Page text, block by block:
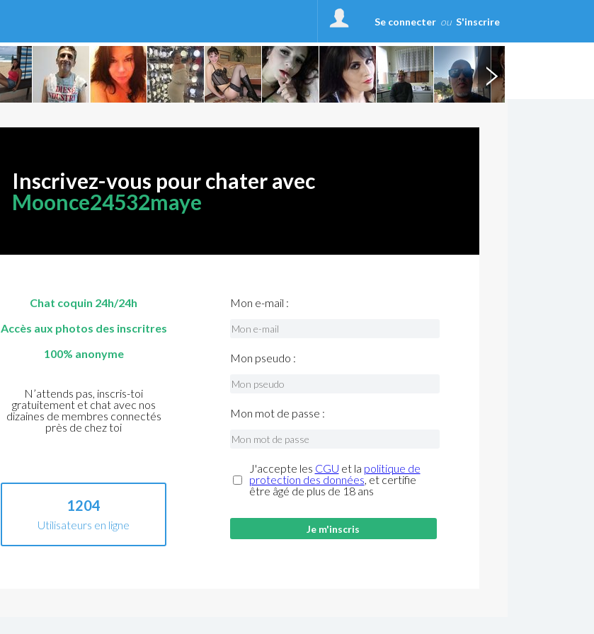
Se connecter ou S'inscrire
Inscrivez-vous pour chater avec
Moonce24532maye
Chat coquin 24h/24h
Accès aux photos des inscritres
100% anonyme
N’attends pas, inscris-toi
gratuitement et chat avec nos
dizaines de membres connectés
près de chez toi
1204
Utilisateurs en ligne
Mon e-mail :
Mon pseudo :
Mon mot de passe :
J'accepte les CGU et la politique de
protection des données, et certifie
être âgé de plus de 18 ans